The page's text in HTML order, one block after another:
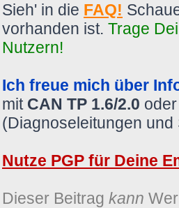
Sieh' in die FAQ!
vorhanden ist. Trage
Nutzern!
Ich freue mich über
mit CAN TP 1.6/2.0
(Diagnoseleitungen
Nutze PGP für Deine
Dieser Beitrag kann